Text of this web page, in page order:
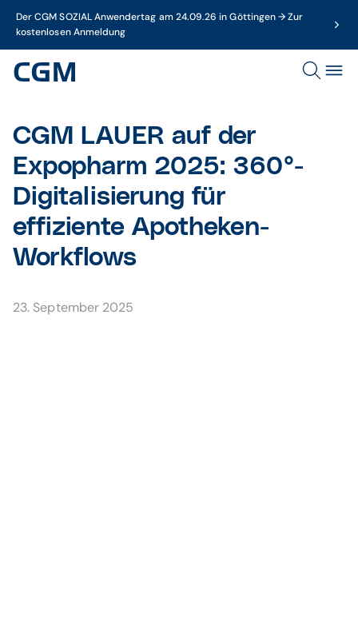
Der CGM SOZIAL Anwendertag am 24.09.26 in Göttingen → Zur
kostenlosen Anmeldung
CGM LAUER auf der
Expopharm 2025: 360°-
Digitalisierung für
effiziente Apotheken-
Workflows
23. September 2025